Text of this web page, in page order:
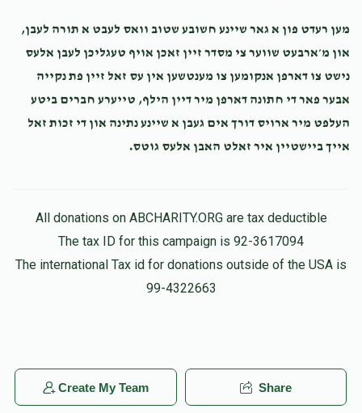
מען רעדט פון א גאר שיינע חשובע שטוב וואס לעבט א תורה לעבן,
און מ׳ארבעט שווער צי מסדר זיין זאכן אויף טעגליכן לעבן אלעס
נישט צו דארפן אנקומען צו מענטשען אין עס זאל זיין פת נקייה
אבער פאר די חתונה דארפן מיר דיין הילף, טייערע חברים ביטע
העלפט מיר ארויס דורך אים געבן א שיינע נתינה און די זכות זאל
אייך ביישטיין איר זאלט האבן אלעס גוטס.
All donations on ABCHARITY.ORG are tax deductible
The tax ID for this campaign is 92-3617094
The international Tax id for donations outside of the USA is
99-4322663
Create My Team Share